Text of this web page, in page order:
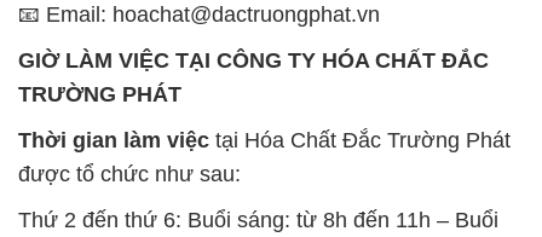
📧 Email: hoachat@dactruongphat.vn
GIỜ LÀM VIỆC TẠI CÔNG TY HÓA CHẤT ĐẮC
TRƯỜNG PHÁT
Thời gian làm việc tại Hóa Chất Đắc Trường Phát
được tổ chức như sau:
Thứ 2 đến thứ 6: Buổi sáng: từ 8h đến 11h – Buổi